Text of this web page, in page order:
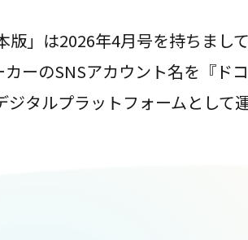
」は2026年4月号を持ちまし
ーのSNSアカウント名を『ド
タルプラットフォームとして